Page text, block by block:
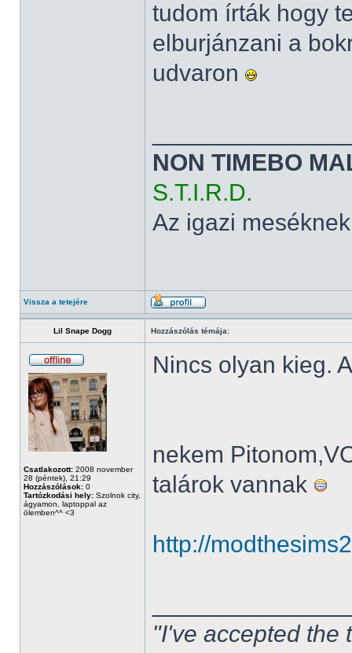
tudom írták hogy
elburjánzani a
udvaron
NON TIMEBO
S.T.I.R.D.
Az igazi
Vissza a tetejére
Lil Snape Dogg Hozzászólás témája:
Csatlakozott: 2008 november
28 (péntek), 21:29
Hozzászólások: 0
Tartózkodási hely: Szolnok city,
ágyamon, laptoppal az
ölemben^^ <3
Nincs olyan kieg.
nekem
talárok vannak
http://
"I've accepted the